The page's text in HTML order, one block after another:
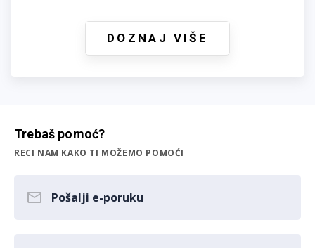
DOZNAJ VIŠE
Trebaš pomoć?
RECI NAM KAKO TI MOŽEMO POMOĆI
Pošalji e-poruku